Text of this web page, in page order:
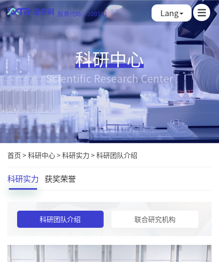
股票代码：300381 Lang
科研中心
Scientific Research Center
首页>科研中心>科研实力 >科研团队介绍
科研实力 获奖荣誉
科研团队介绍 联合研究机构